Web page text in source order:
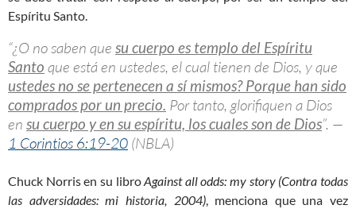
Espíritu Santo.
“¿O no saben que su cuerpo es templo del Espíritu
Santo que está en ustedes, el cual tienen de Dios, y que
ustedes no se pertenecen a sí mismos? Porque han sido
comprados por un precio. Por tanto, glorifiquen a Dios
en su cuerpo y en su espíritu, los cuales son de Dios”. —
1 Corintios 6:19-20 (NBLA)
Chuck Norris en su libroAgainst all odds: my story (Contra todas
las adversidades: mi historia, 2004), menciona que una vez